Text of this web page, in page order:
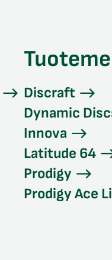
Discraft
Dynamic
Innova
Latitude 64
Prodigy
Prodigy Ace